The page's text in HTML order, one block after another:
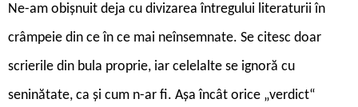
Ne-am obișnuit deja cu divizarea întregului literaturii în
crâmpeie din ce în ce mai neînsemnate. Se citesc doar
scrierile din bula proprie, iar celelalte se ignoră cu
seninătate, ca și cum n-ar fi. Așa încât orice „verdict“